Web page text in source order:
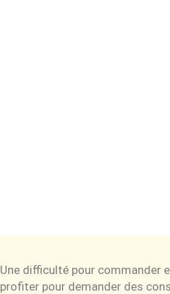
Une difficulté pour commander
profiter pour demander des